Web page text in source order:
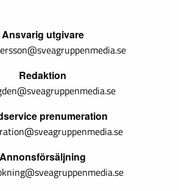
Ansvarig utgivare
Redaktion
prenumeration
Annonsförsäljning